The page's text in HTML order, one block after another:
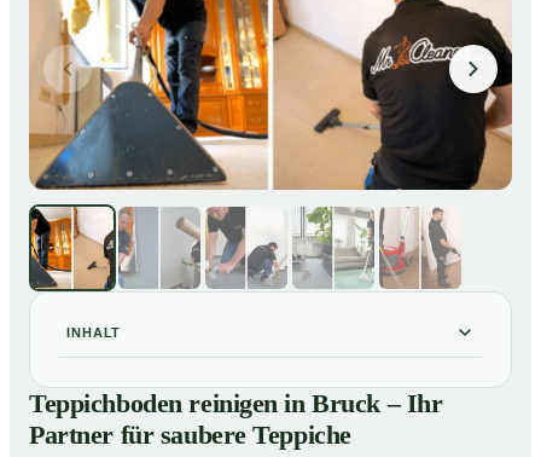
INHALT
01Teppichboden reinigen in Bruck – Ihr Partner für
saubere Teppiche
Teppichboden reinigen in Bruck – Ihr
Partner für saubere Teppiche